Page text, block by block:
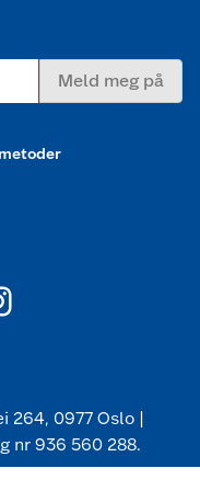
Meld meg på
264, 0977 Oslo |
nr 936 560 288.